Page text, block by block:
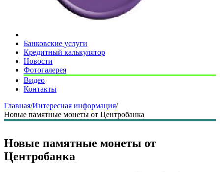
Банковские услуги
Кредитный калькулятор
Новости
Фотогалерея
Видео
Контакты
Главная/Интересная информация/
Новые памятные монеты от Центробанка
Новые памятные монеты от
Центробанка